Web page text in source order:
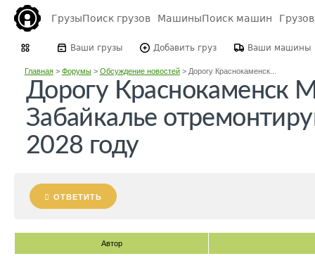
ГрузыПоиск грузов МашиныПоиск машин
Ваши грузы Добавить груз Ваши машины
Главная> Форумы> Обсуждение новостей> Дорогу Краснокаменск...
Дорогу Краснокаменск
Забайкалье
2028 году
ОТВЕТИТЬ
Автор